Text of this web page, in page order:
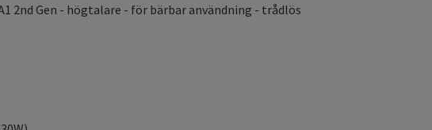
2nd Gen - högtalare - för bärbar användning - trådlös